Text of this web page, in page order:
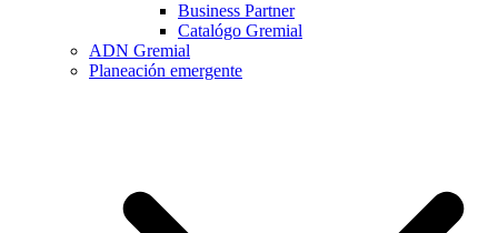
Business Partner
Catalógo Gremial
ADN Gremial
Planeación emergente